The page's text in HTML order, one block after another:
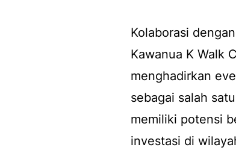
Kolaborasi
Kawanua K Walk
menghadirkan
sebagai salah
memiliki potensi
investasi di